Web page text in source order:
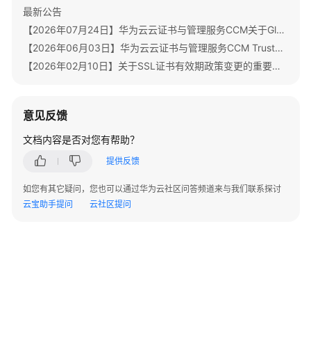
SSL
证
用
户
私
有
用
户
最新公告
【2026年07月24日】华为云云证书与管理服务CCM关于GlobalSign根证书体系迁移通知
【2026年06月03日】华为云云证书与管理服务CCM TrustAsia品牌证书停售通知
【2026年02月10日】关于SSL证书有效期政策变更的重要通知
意见反馈
文档内容是否对您有帮助？
提供反馈
如您有其它疑问，您也可以通过华为云社区问答频道来与我们联系探讨
云宝助手提问
云社区提问